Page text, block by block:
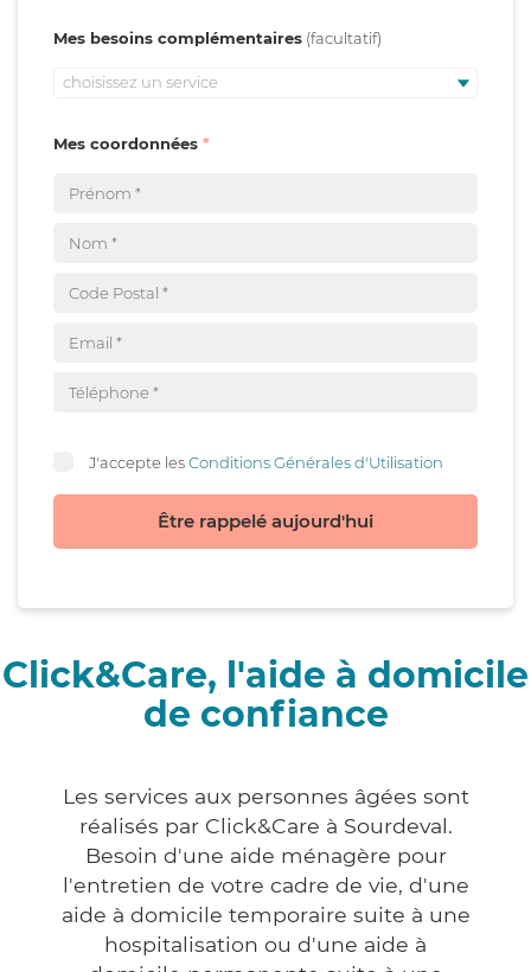
Mes besoins complémentaires
choisissez un service
Mes coordonnées
J'accepte lesConditions Générales d'Utilisation
Être rappelé aujourd'hui
Click&Care, l'aide à domicile
de confiance
Les services aux personnes âgées sont
réalisés par Click&Care à Sourdeval.
Besoin d'une aide ménagère pour
l'entretien de votre cadre de vie, d'une
aide à domicile temporaire suite à une
hospitalisation ou d'une aide à